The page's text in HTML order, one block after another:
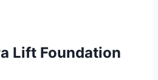
Lift Foundation